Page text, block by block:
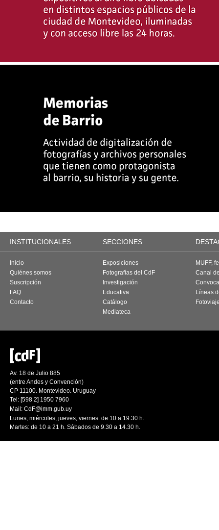
INSTITUCIONALES SECCIONES
Inicio
Quiénes somos
Suscripción
FAQ
Contacto
Exposiciones
Fotografías del CdF
Investigación
Educativa
Catálogo
Mediateca
MUFF,
Canal
Líneas
Av. 18 de Julio 885
(entre Andes y Convención)
CP 11100. Montevideo. Uruguay
Tel: [598 2] 1950 7960
Mail: CdF@imm.gub.uy
Lunes, miércoles, jueves, viernes: de 10 a 19.30 h.
Martes: de 10 a 21 h. Sábados de 9.30 a 14.30 h.